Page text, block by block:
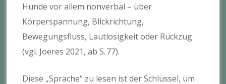
Hunde vor allem nonverbal – über
Körperspannung, Blickrichtung,
Bewegungsfluss, Lautlosigkeit oder Rückzug
(vgl. Joeres 2021, ab S. 77).
Diese „Sprache“ zu lesen ist der Schlüssel, um